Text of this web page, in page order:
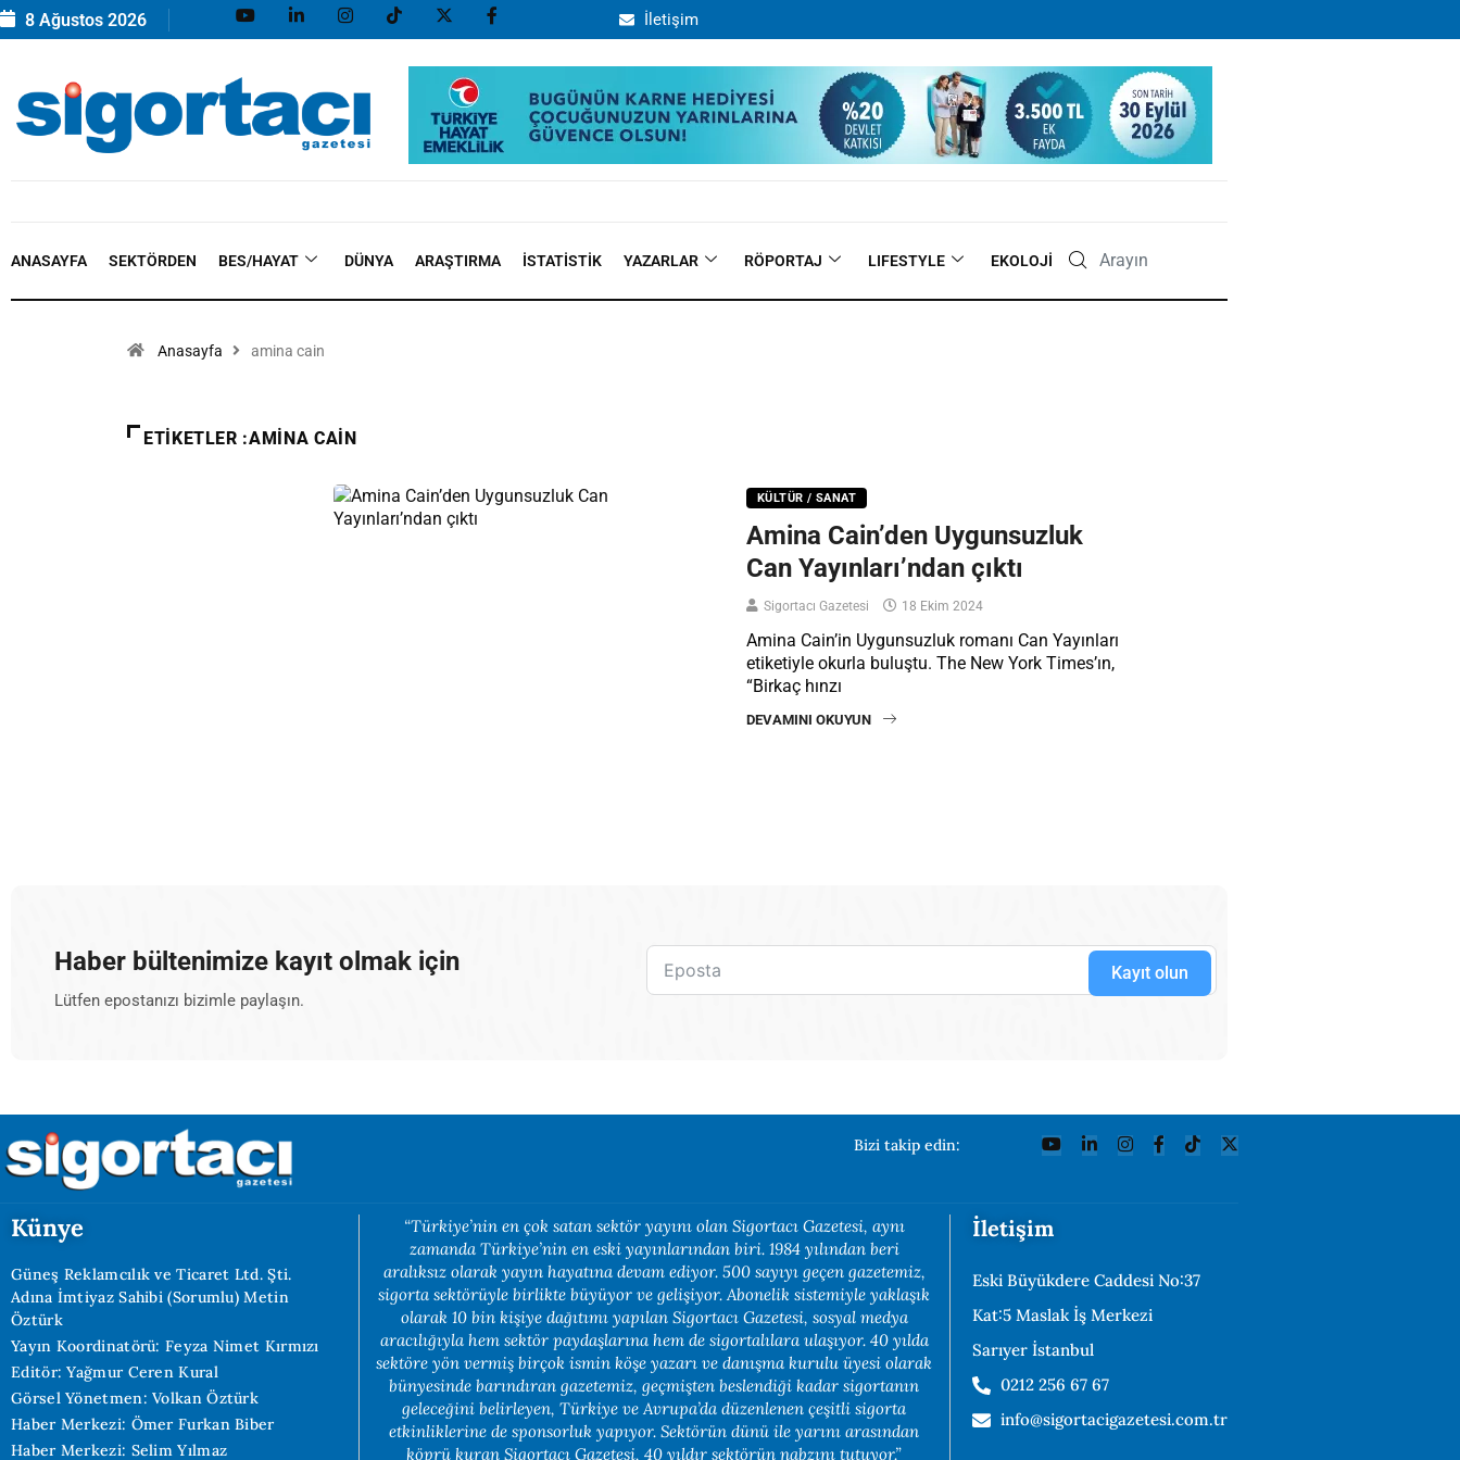
8 Ağustos 2026 İletişim
ANASAYFA SEKTÖRDEN BES/HAYAT DÜNYA ARAŞTIRMA İSTATISTIK YAZARLAR RÖPORTAJ LIFESTYLE EKOLOJI
Anasayfa amina cain
ETIKETLER :AMINA CAIN
KÜLTÜR / SANAT
Amina Cain’den Uygunsuzluk
Can Yayınları’ndan çıktı
Sigortacı Gazetesi 18 Ekim 2024
Amina Cain’in Uygunsuzluk romanı Can Yayınları
etiketiyle okurla buluştu. The New York Times’ın,
“Birkaç hınzı
DEVAMINI OKUYUN
Haber bültenimize kayıt olmak için
Lütfen epostanızı bizimle paylaşın.
Kayıt olun
Bizi takip edin:
Künye
Güneş Reklamcılık ve Ticaret Ltd. Şti.
Adına İmtiyaz Sahibi (Sorumlu) Metin
Öztürk
Yayın Koordinatörü: Feyza Nimet Kırmızı
Editör: Yağmur Ceren Kural
Görsel Yönetmen: Volkan Öztürk
Haber Merkezi: Ömer Furkan Biber
Haber Merkezi: Selim Yılmaz
“Türkiye’nin en çok satan sektör yayını olan Sigortacı Gazetesi, aynı
zamanda Türkiye’nin en eski yayınlarından biri. 1984 yılından beri
aralıksız olarak yayın hayatına devam ediyor. 500 sayıyı geçen gazetemiz,
sigorta sektörüyle birlikte büyüyor ve gelişiyor. Abonelik sistemiyle yaklaşık
olarak 10 bin kişiye dağıtımı yapılan Sigortacı Gazetesi, sosyal medya
aracılığıyla hem sektör paydaşlarına hem de sigortalılara ulaşıyor. 40 yılda
sektöre yön vermiş birçok ismin köşe yazarı ve danışma kurulu üyesi olarak
bünyesinde barındıran gazetemiz, geçmişten beslendiği kadar sigortanın
geleceğini belirleyen, Türkiye ve Avrupa’da düzenlenen çeşitli sigorta
etkinliklerine de sponsorluk yapıyor. Sektörün dünü ile yarını arasından
köprü kuran Sigortacı Gazetesi, 40 yıldır sektörün nabzını tutuyor.”
İletişim
Eski Büyükdere Caddesi No:37
Kat:5 Maslak İş Merkezi
Sarıyer İstanbul
0212 256 67 67
info@sigortacigazetesi.com.tr